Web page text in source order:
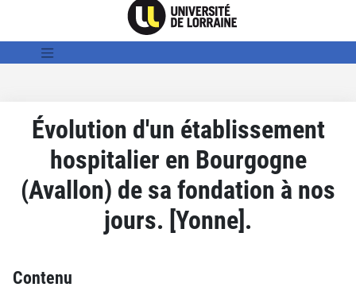
Évolution d'un établissement
hospitalier en Bourgogne
(Avallon) de sa fondation à nos
jours. [Yonne].
Contenu